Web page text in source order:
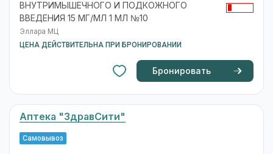
ВНУТРИМЫШЕЧНОГО И ПОДКОЖНОГО
ВВЕДЕНИЯ 15 МГ/МЛ 1 МЛ №10
Эллара МЦ
ЦЕНА ДЕЙСТВИТЕЛЬНА ПРИ БРОНИРОВАНИИ
Бронировать
Аптека "ЗдравСити"
Самовывоз